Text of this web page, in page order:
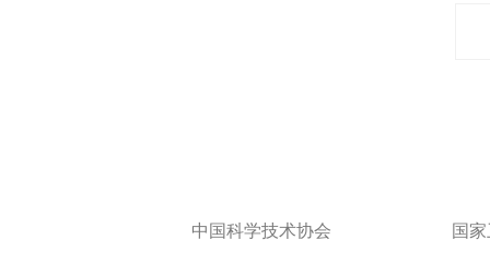
中国科学技术协会 国